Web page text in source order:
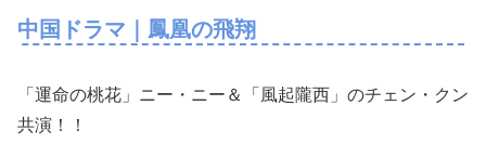
中国ドラマ｜鳳凰の飛翔
「運命の桃花」ニー・ニー＆「風起隴西」のチェン・クン
共演！！